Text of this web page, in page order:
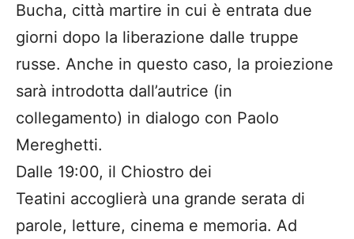
Bucha, città martire in cui è entrata due
giorni dopo la liberazione dalle truppe
russe. Anche in questo caso, la proiezione
sarà introdotta dall’autrice (in
collegamento) in dialogo con Paolo
Mereghetti.
Dalle 19:00, il Chiostro dei
Teatini accoglierà una grande serata di
parole, letture, cinema e memoria. Ad